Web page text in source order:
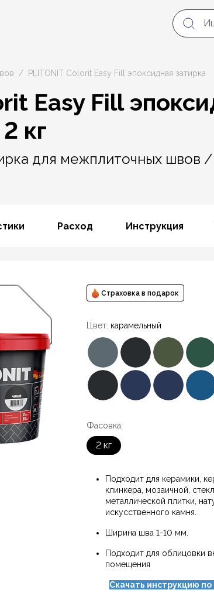
PLITONIT Colorit Easy Fill эпоксидная затирка
Easy Fill
кг
для межплиточных швов
Расход Инструкция
Страховка в подарок
Цвет: карамельный
Фасовка:
2 кг
Подходит для керамики,
клинкера, мозаичной,
металлической плитки,
искусственного камня.
Ширина шва 1-10 мм.
Подходит для облицовки
помещения
Скачать инструкцию